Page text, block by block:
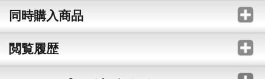
同時購入商品
閲覧履歴